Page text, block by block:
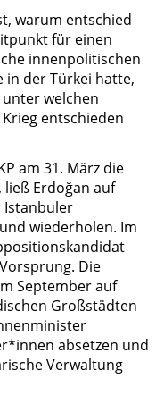
warum entschied
für einen
innenpolitischen
in der Türkei hatte,
welchen
entschieden
am 31. März die
Erdoğan auf
Istanbuler
wiederholen. Im
Die
September auf
Großstädten
absetzen und
Verwaltung